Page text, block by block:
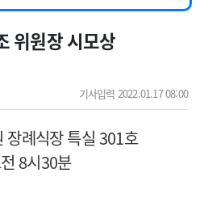
지던트1년차) 모집
턴 모집
과 임기제 임상의사 채용
위원장 시모상
기사입력 2022.01.17 08:00
례식장 특실 301호
8시30분